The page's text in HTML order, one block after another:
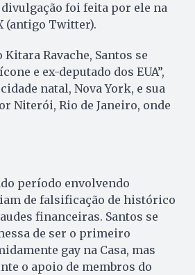
foi feita por ele na
(antigo Twitter).
Kitara Ravache, Santos se
e ex-deputado dos EUA”,
natal, Nova York, e sua
Niterói, Rio de Janeiro, onde
período envolvendo
de falsificação de histórico
financeiras. Santos se
de ser o primeiro
gay na Casa, mas
o apoio de membros do